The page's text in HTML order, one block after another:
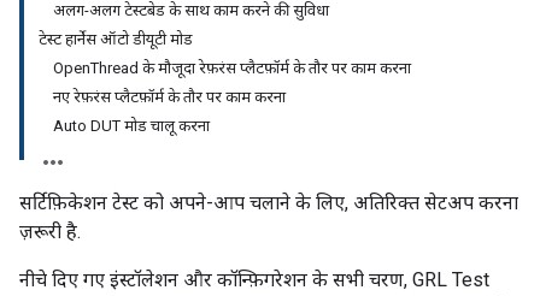
अलग-अलग टेस्टबेड के साथ काम करने की सुविधा
टेस्ट हार्नेस ऑटो डीयूटी मोड
OpenThread के मौजूदा रेफ़रंस प्लैटफ़ॉर्म के तौर पर काम करना
नए रेफ़रंस प्लैटफ़ॉर्म के तौर पर काम करना
Auto DUT मोड चालू करना
सर्टिफ़िकेशन टेस्ट को अपने-आप चलाने के लिए, अतिरिक्त सेटअप करना
ज़रूरी है.
नीचे दिए गए इंस्टॉलेशन और कॉन्फ़िगरेशन के सभी चरण, GRL Test